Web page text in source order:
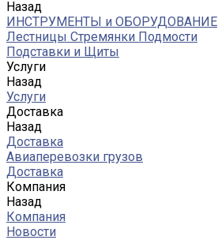
Назад
ИНСТРУМЕНТЫ и ОБОРУДОВАНИЕ
Лестницы Стремянки Подмости
Подставки и Щиты
Услуги
Назад
Услуги
Доставка
Назад
Доставка
Авиаперевозки грузов
Доставка
Компания
Назад
Компания
Новости